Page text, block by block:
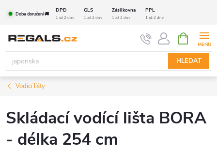
Doba doručení 🚚
DPD GLS Zásilkovna PPL
1 až 2 dny 1 až 2 dny 1 až 2 dny 1 až 2 dny
HLEDAT
NÁKUPNÍ
KOŠÍK
Vodící lišty
Skládací vodící lišta BORA
- délka 254 cm